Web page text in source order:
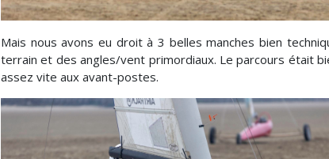
Mais nous avons eu droit à 3 belles manches bien
terrain et des angles/vent primordiaux. Le parcours était
assez vite aux avant-postes.